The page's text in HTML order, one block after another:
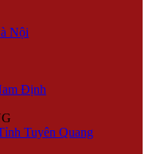
Nội
Định
Tuyên Quang